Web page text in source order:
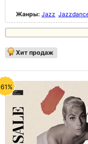
Жанры: Jazz
Хит продаж